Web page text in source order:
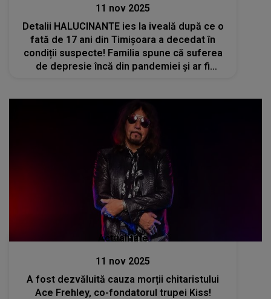
11 nov 2025
Detalii HALUCINANTE ies la iveală după ce o
fată de 17 ani din Timișoara a decedat în
condiții suspecte! Familia spune că suferea
de depresie încă din pandemiei și ar fi
Actualitate
11 nov 2025
A fost dezvăluită cauza morții chitaristului
Ace Frehley, co-fondatorul trupei Kiss!